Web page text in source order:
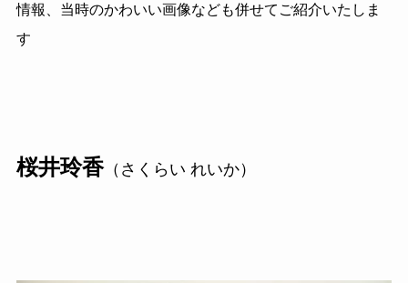
情報、当時のかわいい画像なども併せてご紹介いたしま
す
桜井玲香（さくらい れいか）